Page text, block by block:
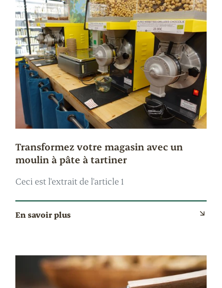
Transformez votre magasin avec un
moulin à pâte à tartiner
Ceci est l'extrait de l'article 1
En savoir plus